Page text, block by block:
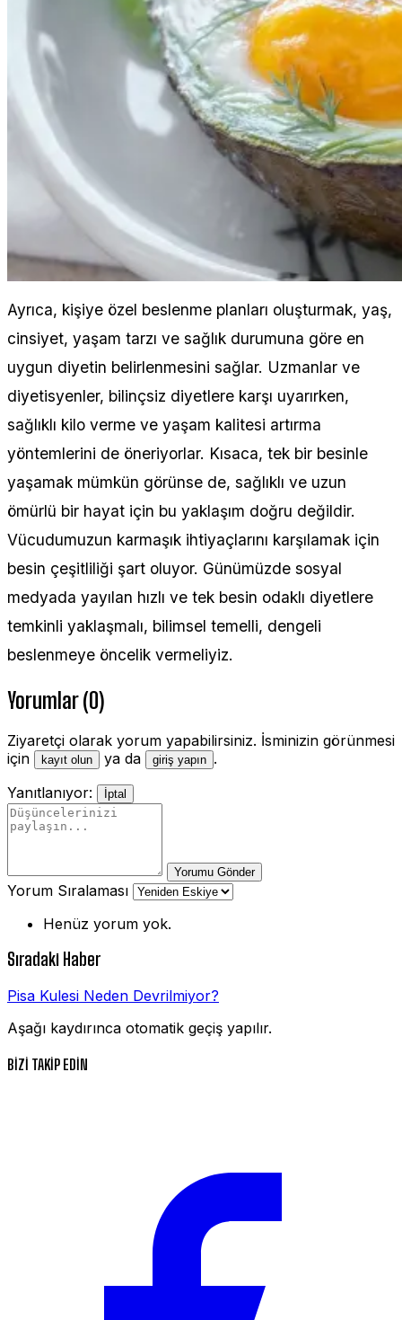
Ayrıca, kişiye özel beslenme planları oluşturmak, yaş,
cinsiyet, yaşam tarzı ve sağlık durumuna göre en
uygun diyetin belirlenmesini sağlar. Uzmanlar ve
diyetisyenler, bilinçsiz diyetlere karşı uyarırken,
sağlıklı kilo verme ve yaşam kalitesi artırma
yöntemlerini de öneriyorlar. Kısaca, tek bir besinle
yaşamak mümkün görünse de, sağlıklı ve uzun
ömürlü bir hayat için bu yaklaşım doğru değildir.
Vücudumuzun karmaşık ihtiyaçlarını karşılamak için
besin çeşitliliği şart oluyor. Günümüzde sosyal
medyada yayılan hızlı ve tek besin odaklı diyetlere
temkinli yaklaşmalı, bilimsel temelli, dengeli
beslenmeye öncelik vermeliyiz.
Yorumlar (0)
Ziyaretçi olarak yorum yapabilirsiniz. İsminizin görünmesi
için
kayıt olun ya da giriş yapın .
Yanıtlanıyor:
İptal
Yorumu Gönder
Yorum Sıralaması
Henüz yorum yok.
Sıradaki Haber
Pisa Kulesi Neden Devrilmiyor?
Aşağı kaydırınca otomatik geçiş yapılır.
BİZİ TAKİP EDİN